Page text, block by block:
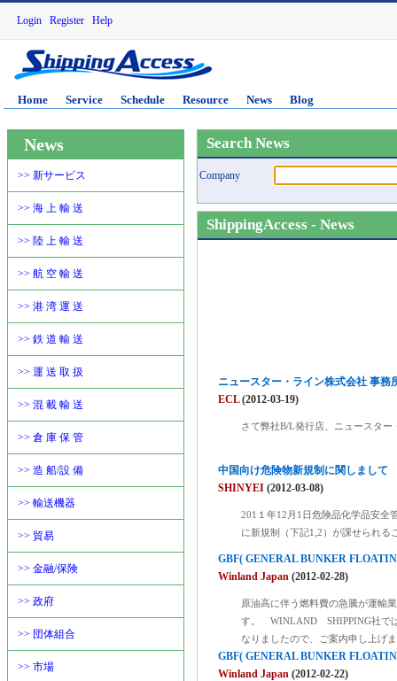
Login Register Help
Home Service Schedule Resource News Blog
News
>> 新サービス
>> 海 上 輸 送
>> 陸 上 輸 送
>> 航 空 輸 送
>> 港 湾 運 送
>> 鉄 道 輸 送
>> 運 送 取 扱
>> 混 載 輸 送
>> 倉 庫 保 管
>> 造 船/設 備
>> 輸送機器
>> 貿易
>> 金融/保険
>> 政府
>> 団体組合
>> 市場
Search News
Company
ShippingAccess - News
ニュースター・ライン株式会社 事務
ECL(2012-03-19)
さて弊社B/L発行店、ニュースタ
中国向け危険物新規制に関しまして
SHINYEI(2012-03-08)
201１年12月1日危険品化学品安全
に新規制（下記1,2）が課せられる
GBF( GENERAL BUNKER
Winland Japan(2012-02-28)
原油高に伴う燃料費の急騰が運輸
す。 WINLAND SHIPPING社で
なりましたので、ご案内申し上げ
GBF( GENERAL BUNKER
Winland Japan(2012-02-22)